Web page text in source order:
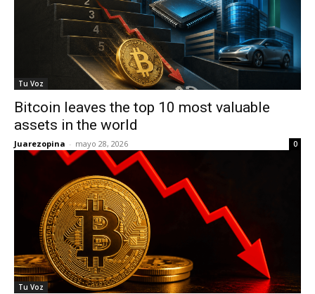
Tu Voz
Bitcoin leaves the top 10 most valuable
assets in the world
Juarezopina - mayo 28, 2026 0
Tu Voz